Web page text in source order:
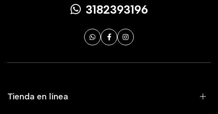
3182393196
Tienda en línea